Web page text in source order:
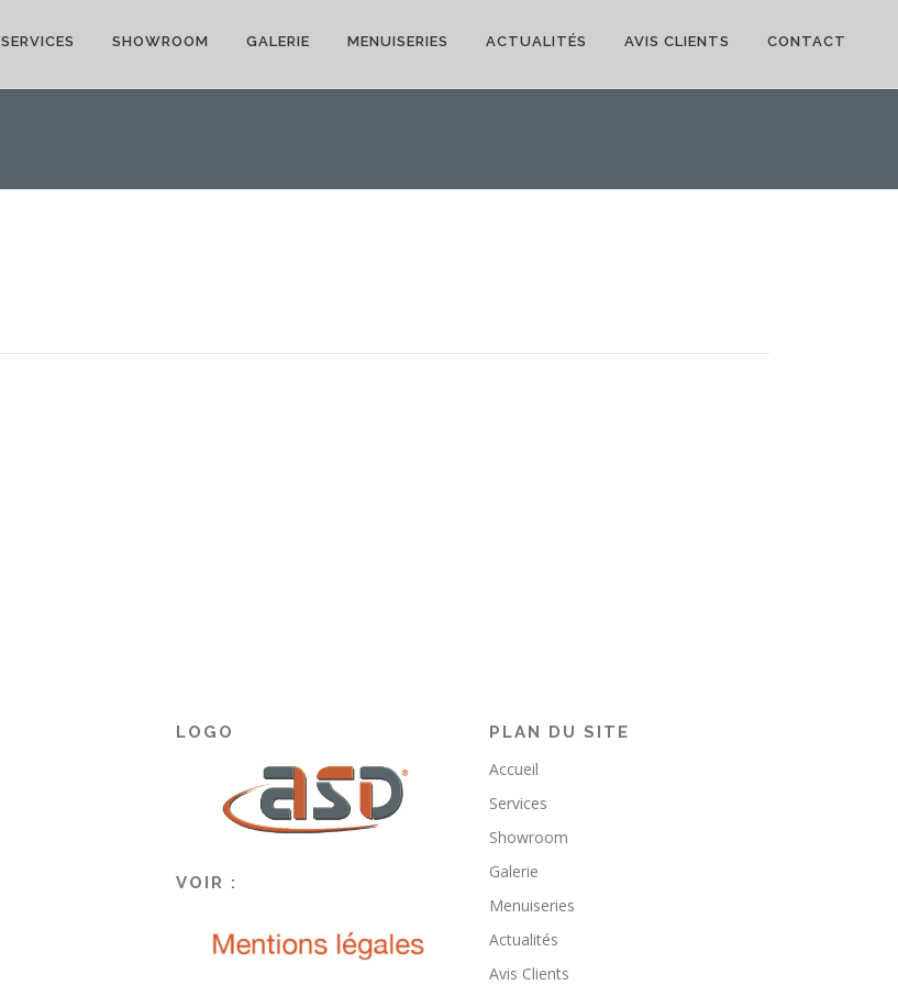
SERVICES SHOWROOM GALERIE MENUISERIES ACTUALITÉS AVIS CLIENTS CONTACT
LOGO
VOIR :
PLAN DU SITE
Accueil
Services
Showroom
Galerie
Menuiseries
Actualités
Avis Clients